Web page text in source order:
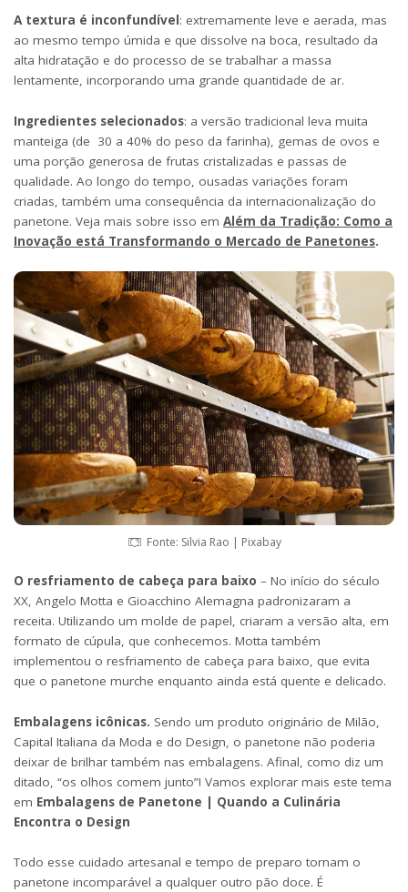
A textura é inconfundível: extremamente leve e aerada, mas
ao mesmo tempo úmida e que dissolve na boca, resultado da
alta hidratação e do processo de se trabalhar a massa
lentamente, incorporando uma grande quantidade de ar.
Ingredientes selecionados: a versão tradicional leva muita
manteiga (de 30 a 40% do peso da farinha), gemas de ovos e
uma porção generosa de frutas cristalizadas e passas de
qualidade. Ao longo do tempo, ousadas variações foram
criadas, também uma consequência da internacionalização do
panetone. Veja mais sobre isso em Além da Tradição: Como a
Inovação está Transformando o Mercado de Panetones.
Fonte: Silvia Rao | Pixabay
O resfriamento de cabeça para baixo – No início do século
XX, Angelo Motta e Gioacchino Alemagna padronizaram a
receita. Utilizando um molde de papel, criaram a versão alta, em
formato de cúpula, que conhecemos. Motta também
implementou o resfriamento de cabeça para baixo, que evita
que o panetone murche enquanto ainda está quente e delicado.
Embalagens icônicas. Sendo um produto originário de Milão,
Capital Italiana da Moda e do Design, o panetone não poderia
deixar de brilhar também nas embalagens. Afinal, como diz um
ditado, “os olhos comem junto”! Vamos explorar mais este tema
em Embalagens de Panetone | Quando a Culinária
Encontra o Design
Todo esse cuidado artesanal e tempo de preparo tornam o
panetone incomparável a qualquer outro pão doce. É